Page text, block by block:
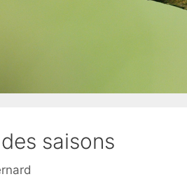
saisons